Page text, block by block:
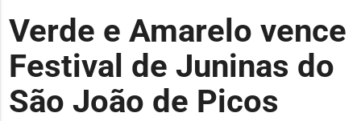
Verde e Amarelo vence
Festival de Juninas do
São João de Picos